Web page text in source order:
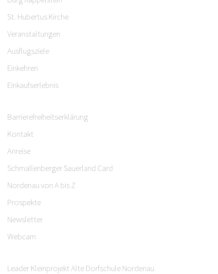
St. Hubertus Kirche
Veranstaltungen
Ausflugsziele
Einkehren
Einkaufserlebnis
Barrierefreiheitserklärung
Kontakt
Anreise
Schmallenberger Sauerland Card
Nordenau von A bis Z
Prospekte
Newsletter
Webcam
Leader Kleinprojekt Alte Dorfschule Nordenau